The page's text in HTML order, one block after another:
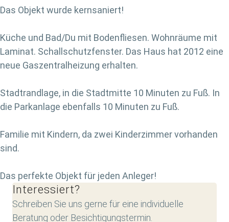
Das Objekt wurde kernsaniert!
Küche und Bad/Du mit Bodenfliesen. Wohnräume mit
Laminat. Schallschutzfenster. Das Haus hat 2012 eine
neue Gaszentralheizung erhalten.
Stadtrandlage, in die Stadtmitte 10 Minuten zu Fuß. In
die Parkanlage ebenfalls 10 Minuten zu Fuß.
Familie mit Kindern, da zwei Kinderzimmer vorhanden
sind.
Das perfekte Objekt für jeden Anleger!
Interessiert?
Schreiben Sie uns gerne für eine individuelle
Beratung oder Besichtigungstermin.